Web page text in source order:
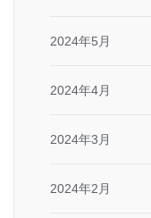
2024年5月
2024年4月
2024年3月
2024年2月